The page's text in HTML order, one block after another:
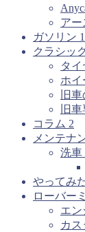
アー
ガソリン
クラシッ
タイ
ホイ
旧
旧
コラム 2
メンテナ
洗車
やってみ
ローバー
エン
カ